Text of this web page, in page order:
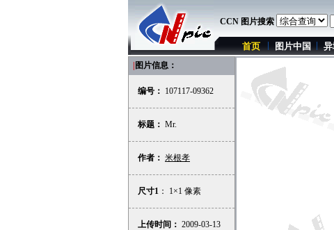
CCN 图片搜索
首页 图片中国
图片信息：
编号： 107117-09362
标题： Mr.
作者： 米根孝
尺寸1 ： 1×1 像素
上传时间： 2009-03-13